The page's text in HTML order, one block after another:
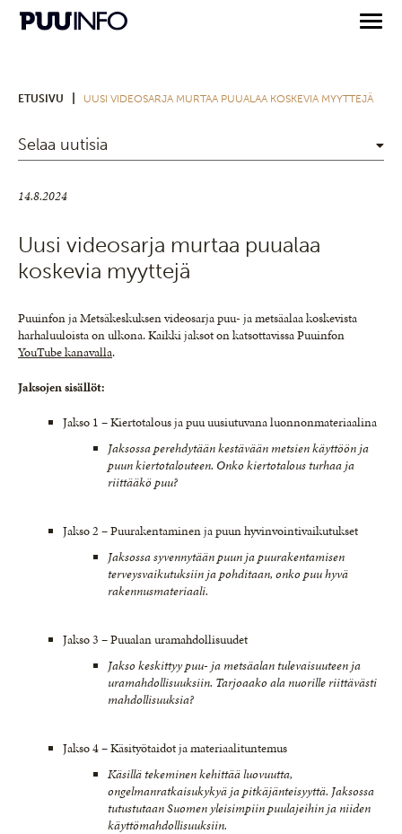
ETUSIVU UUSI VIDEOSARJA MURTAA PUUALAA KOSKEVIA MYYTTEJÄ
Selaa uutisia
14.8.2024
Uusi videosarja murtaa puualaa
koskevia myyttejä
Puuinfon ja Metsäkeskuksen videosarja puu- ja metsäalaa koskevista
harhaluuloista on ulkona. Kaikki jaksot on katsottavissa Puuinfon
YouTube kanavalla.
Jaksojen sisällöt:
Jakso 1 – Kiertotalous ja puu uusiutuvana luonnonmateriaalina
Jaksossa perehdytään kestävään metsien käyttöön ja
puun kiertotalouteen. Onko kiertotalous turhaa ja
riittääkö puu?
Jakso 2 – Puurakentaminen ja puun hyvinvointivaikutukset
Jaksossa syvennytään puun ja puurakentamisen
terveysvaikutuksiin ja pohditaan, onko puu hyvä
rakennusmateriaali.
Jakso 3 – Puualan uramahdollisuudet
Jakso keskittyy puu- ja metsäalan tulevaisuuteen ja
uramahdollisuuksiin. Tarjoaako ala nuorille riittävästi
mahdollisuuksia?
Jakso 4 – Käsityötaidot ja materiaalituntemus
Käsillä tekeminen kehittää luovuutta,
ongelmanratkaisukykyä ja pitkäjänteisyyttä. Jaksossa
tutustutaan Suomen yleisimpiin puulajeihin ja niiden
käyttömahdollisuuksiin.